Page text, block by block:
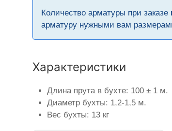
Количество арматуры при заказе
арматуру нужными вам
Характеристики
Длина прута в бухте: 100 ± 1 м.
Диаметр бухты: 1,2-1,5 м.
Вес бухты: 13 кг